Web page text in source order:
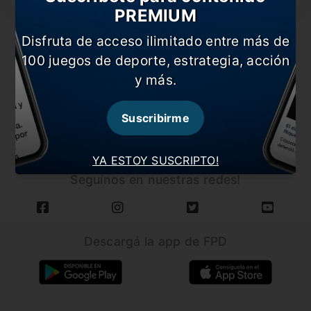
CARGAR MÁS NOTICIAS
Seguínos en nuestras redes!
YA ESTOY SUSCRIPTO!
PREMIUM
Disfruta de acceso ilimitado entre más de
100 juegos de deporte, estrategia, acción
y más.
Suscribirme